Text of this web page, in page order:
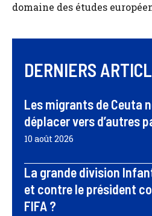
domaine des études
DERNIERS
Les migrants de Ceuta
déplacer vers d’autres
10 août 2026
La grande division
et contre le président
FIFA ?